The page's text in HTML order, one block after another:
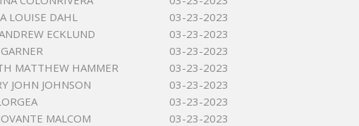
LOUISE DAHL
03-23-2023
ECKLUND
03-23-2023
03-23-2023
MATTHEW HAMMER
03-23-2023
JOHN JOHNSON
03-23-2023
03-23-2023
MALCOM
03-23-2023